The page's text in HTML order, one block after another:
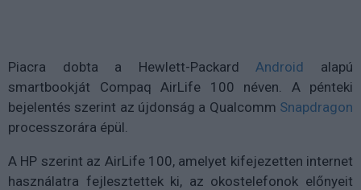
Piacra dobta a Hewlett-PackardAndroid alapú
smartbookját Compaq AirLife 100 néven. A pénteki
bejelentés szerint az újdonság a Qualcomm Snapdragon
processzorára épül.
A HP szerint az AirLife 100, amelyet kifejezetten internet
használatra fejlesztettek ki, az okostelefonok előnyeit